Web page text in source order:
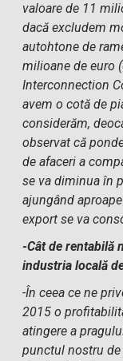
valoare de 11
dacă excludem
autohtone de
milioane de euro
Interconnection
avem o cotă de
considerăm,
observat că
de afaceri a
se va diminua în
ajungând
export se va
-Cât de rentabilă
industria locală
-În ceea ce ne
2015 o
atingere a
punctul nostru